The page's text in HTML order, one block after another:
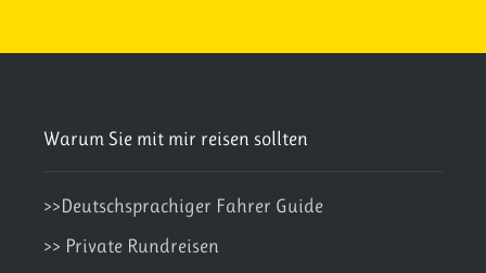
Warum Sie mit mir reisen sollten
>>Deutschsprachiger Fahrer Guide
>> Private Rundreisen